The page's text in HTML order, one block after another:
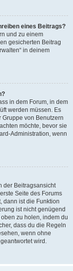
eines Beitrags?
und zu einem
gesicherten Beitrag
in deinem
in dem Forum, in dem
werden müssen. Es
von Benutzern
möchte, bevor sie
Administration, wenn
der Beitragsansicht
Seite des Forums
dann ist die Funktion
ist nicht genügend
zu holen, indem du
dass du die Regeln
wenn ohne
wird.